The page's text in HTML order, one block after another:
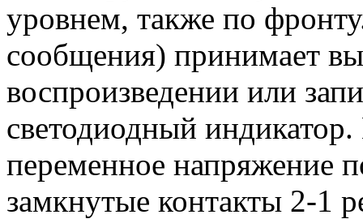
уровнем, также по
сообщения) принимает
воспроизведении или
светодиодный
переменное напряжение
замкнутые контакты 2-1